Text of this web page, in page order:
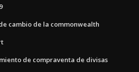
cambio de la commonwealth
de compraventa de divisas